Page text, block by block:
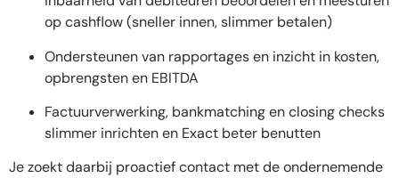
op cashflow (sneller innen, slimmer betalen)
Ondersteunen van rapportages en inzicht in kosten,
opbrengsten en EBITDA
Factuurverwerking, bankmatching en closing checks
slimmer inrichten en Exact beter benutten
Je zoekt daarbij proactief contact met de ondernemende